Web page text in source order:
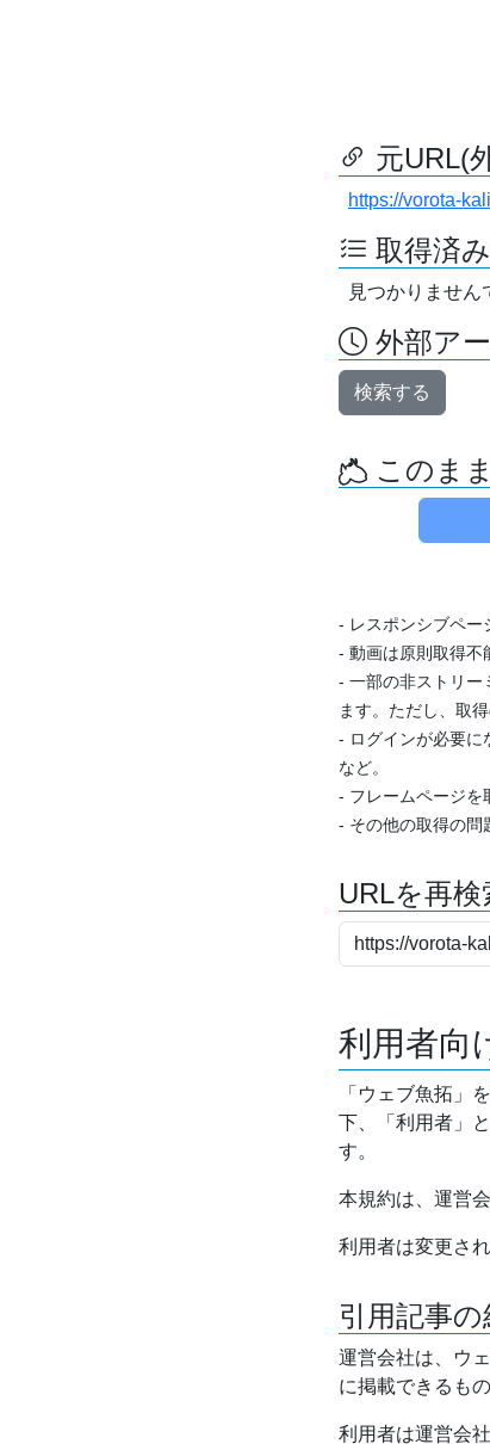
元URL(
https://vorota-
取得済
見つかりません
外部ア
検索する
このま
- レスポンシブペー
- 動画は原則取得不
- 一部の非ストリー
ます。ただし、取
- ログインが必要に
など。
- フレームページを
- その他の取得の問
URLを再検
利用者向
「ウェブ魚拓」
下、「利用者」
す。
本規約は、運営
利用者は変更さ
引用記事の
運営会社は、ウ
に掲載できるも
利用者は運営会